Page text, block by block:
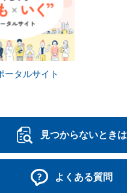
ータルサイト
見つからないときは
よくある質問